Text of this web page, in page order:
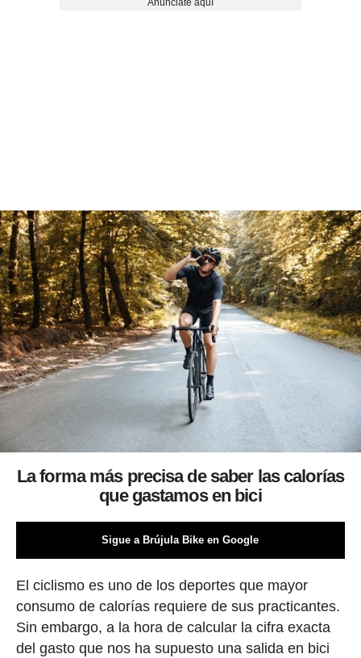
Anúnciate aquí
La forma más precisa de saber las calorías
que gastamos en bici
Sigue a Brújula Bike en Google
El ciclismo es uno de los deportes que mayor
consumo de calorías requiere de sus practicantes.
Sin embargo, a la hora de calcular la cifra exacta
del gasto que nos ha supuesto una salida en bici